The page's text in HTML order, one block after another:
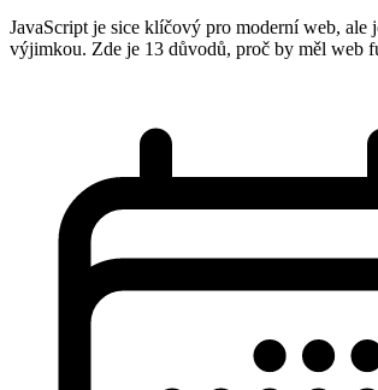
JavaScript je sice klíčový pro moderní web, ale
výjimkou. Zde je 13 důvodů, proč by měl web